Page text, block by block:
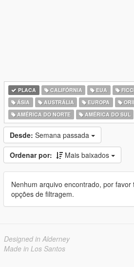
PLACA CALIFÓRNIA EUA
ÁSIA
AUSTRÁLIA EUROPA
AMÉRICA DO NORTE
AMÉRICA DO SUL
Desde: Semana passada
Ordenar por: Mais baixados
Nenhum arquivo encontrado, por
opções de filtragem.
Designed in Alderney
Made in Los Santos